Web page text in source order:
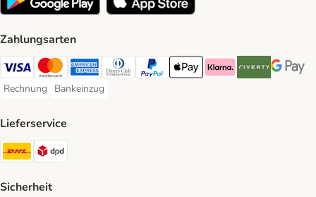
Zahlungsarten
Visa Payment Method
Mastercard Payment Method
American Express Payment Method
Diners Club Payment Method
PayPal Payment Method
Apple Pay Payment Method
Klarna Payment Method
Riverty Payment
Google
Rechnung
Rechnung Payment Method
Bankeinzug
Bankeinzug Payment Method
Lieferservice
DHL Shipping Method
Sicherheit